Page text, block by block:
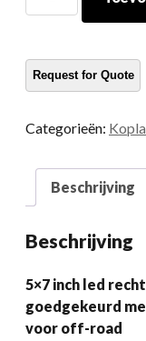
koplamp
60W
HI/Lo
voor
XJ
&
Voor
off-
Categorieën:
Beschrijving
Beschrijving
5×7 inch led
goedgekeurd
voor off-road